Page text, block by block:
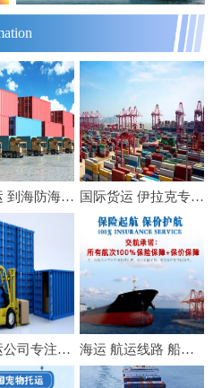
佛山海运 到海防海运 佛山建翔国际海运 集装箱出口运输 国际货运 伊拉克专线 国际空运FBA头程双清包税到门
泉州海运公司专注内贸集装箱门到门运输业务 海运 航运线路 船运费 船舶运输服务 国内水运公司 交航沿江沿海运输